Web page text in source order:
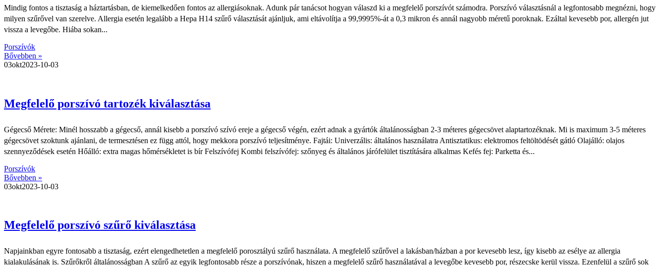
Mindig fontos a tisztaság a háztartásban, de kiemelkedően fontos az allergiásoknak. Adunk pár tanácsot hogyan válaszd ki a megfelelő porszívót számodra. Porszívó választásnál a legfontosabb megnézni, hogy
milyen szűrővel van szerelve. Allergia esetén legalább a Hepa H14 szűrő választását ajánljuk, ami eltávolítja a 99,9995%-át a 0,3 mikron és annál nagyobb méretű poroknak. Ezáltal kevesebb por, allergén jut
vissza a levegőbe. Hiába sokan...
Porszívók
Bővebben »
03okt2023-10-03
Megfelelő porszívó tartozék kiválasztása
Gégecső Mérete: Minél hosszabb a gégecső, annál kisebb a porszívó szívó ereje a gégecső végén, ezért adnak a gyártók általánosságban 2-3 méteres gégecsövet alaptartozéknak. Mi is maximum 3-5 méteres
gégecsövet szoktunk ajánlani, de termesztésen ez függ attól, hogy mekkora porszívó teljesítménye. Fajtái: Univerzális: általános használatra Antisztatikus: elektromos feltöltödését gátló Olajálló: olajos
szennyeződések esetén Hőálló: extra magas hőmérsékletet is bír Felszívófej Kombi felszívófej: szőnyeg és általános járófelület tisztítására alkalmas Kefés fej: Parketta és...
Porszívók
Bővebben »
03okt2023-10-03
Megfelelő porszívó szűrő kiválasztása
Napjainkban egyre fontosabb a tisztaság, ezért elengedhetetlen a megfelelő porosztályú szűrő használata. A megfelelő szűrővel a lakásban/házban a por kevesebb lesz, így kisebb az esélye az allergia
kialakulásának is. Szűrőkről általánosságban A szűrő az egyik legfontosabb része a porszívónak, hiszen a megfelelő szűrő használatával a levegőbe kevesebb por, részecske kerül vissza. Ezenfelül a szűrő sok